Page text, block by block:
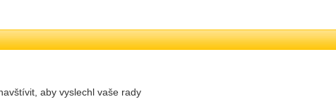
aby vyslechl vaše rady